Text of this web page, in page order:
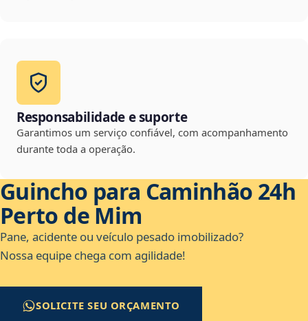
Responsabilidade e suporte
Garantimos um serviço confiável, com acompanhamento
durante toda a operação.
Guincho para Caminhão 24h
Perto de Mim
Pane, acidente ou veículo pesado imobilizado?
Nossa equipe chega com agilidade!
SOLICITE SEU ORÇAMENTO